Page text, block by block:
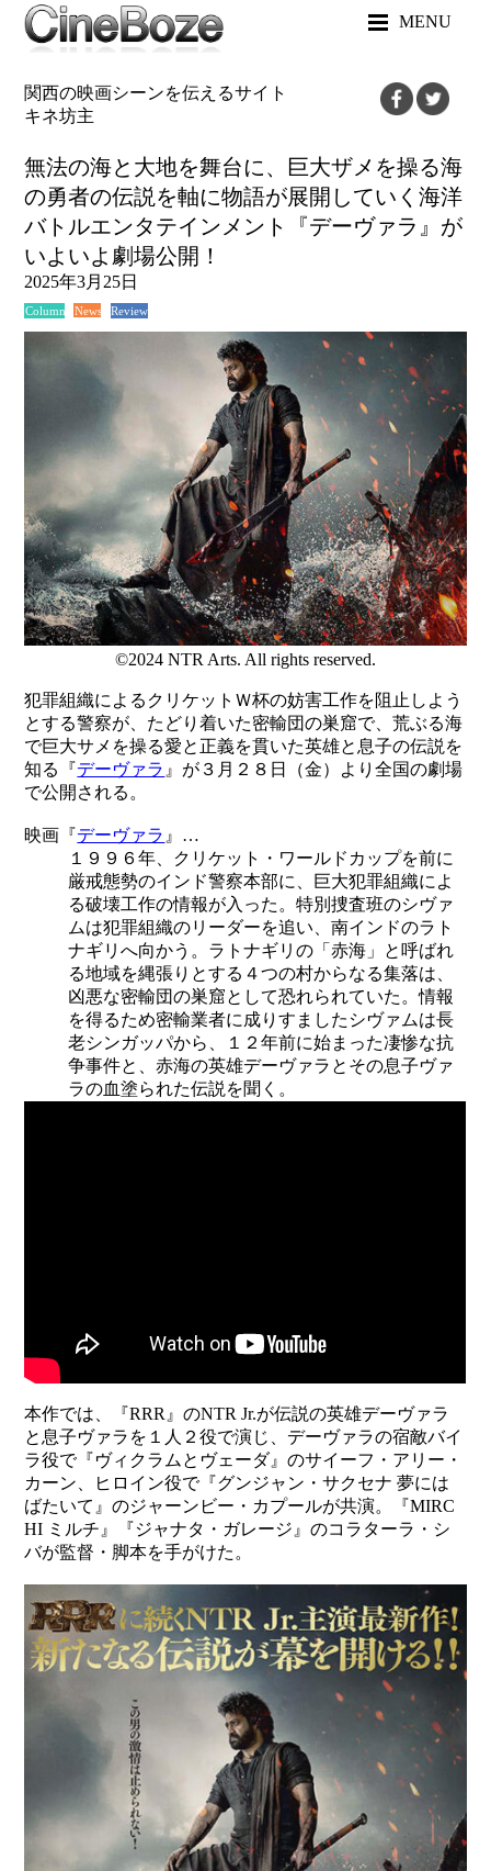
MENU
関西の映画シーンを伝えるサイト
キネ坊主
無法の海と大地を舞台に、巨大ザメを操る海
の勇者の伝説を軸に物語が展開していく海洋
バトルエンタテインメント『デーヴァラ』が
いよいよ劇場公開！
2025年3月25日
Column News Review
©2024 NTR Arts. All rights reserved.
犯罪組織によるクリケットＷ杯の妨害工作を阻止しよう
とする警察が、たどり着いた密輸団の巣窟で、荒ぶる海
で巨大サメを操る愛と正義を貫いた英雄と息子の伝説を
知る『デーヴァラ 』が３月２８日（金）より全国の劇場
で公開される。
映画『デーヴァラ 』…
１９９６年、クリケット・ワールドカップを前に
厳戒態勢のインド警察本部に、巨大犯罪組織によ
る破壊工作の情報が入った。特別捜査班のシヴァ
ムは犯罪組織のリーダーを追い、南インドのラト
ナギリへ向かう。ラトナギリの「赤海」と呼ばれ
る地域を縄張りとする４つの村からなる集落は、
凶悪な密輸団の巣窟として恐れられていた。情報
を得るため密輸業者に成りすましたシヴァムは長
老シンガッパから、１２年前に始まった凄惨な抗
争事件と、赤海の英雄デーヴァラとその息子ヴァ
ラの血塗られた伝説を聞く。
本作では、『RRR』のNTR Jr.が伝説の英雄デーヴァラ
と息子ヴァラを１人２役で演じ、デーヴァラの宿敵バイ
ラ役で『ヴィクラムとヴェーダ』のサイーフ・アリー・
カーン、ヒロイン役で『グンジャン・サクセナ 夢には
ばたいて』のジャーンビー・カプールが共演。『MIRC
HI ミルチ』『ジャナタ・ガレージ』のコラターラ・シ
バが監督・脚本を手がけた。